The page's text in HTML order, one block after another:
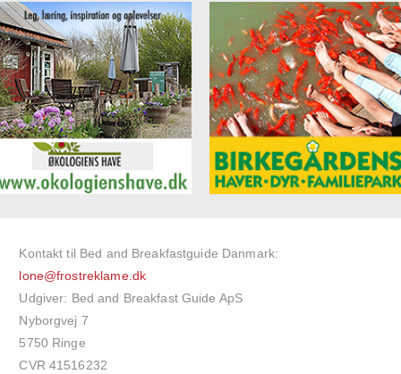
Kontakt til Bed and Breakfastguide Danmark:
lone@frostreklame.dk
Udgiver: Bed and Breakfast Guide ApS
Nyborgvej 7
5750 Ringe
CVR 41516232